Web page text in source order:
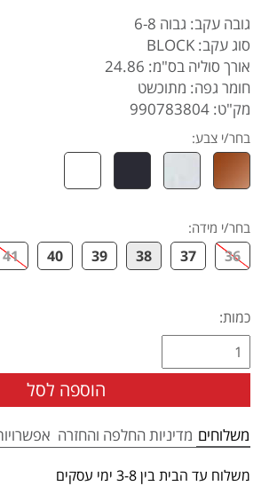
גובה עקב: גבוה 6-8
סוג עקב: BLOCK
אורך סוליה בס"מ: 24.86
חומר גפה: מתוכשט
מק"ט: 990783804
בחר/י צבע:
בחר/י מידה:
36
37
38
39
40
41
כמות:
הוספה לסל
משלוחים מדיניות החלפה והחזרה
משלוח עד הבית בין 3-8 ימי עסקים